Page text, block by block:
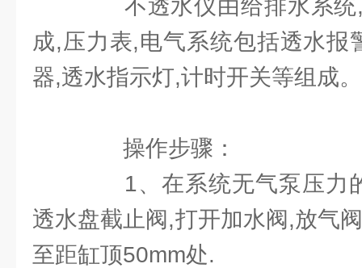
不透水仪由给排水系统,
成,压力表,电气系统包括透水报
器,透水指示灯,计时开关等组成。
操作步骤：
1、在系统无气泵压力
透水盘截止阀,打开加水阀,放气
至距缸顶50mm处.